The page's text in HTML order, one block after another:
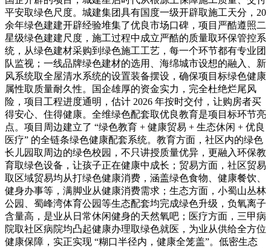
平安取绿色尺度。城建集团具有国度一级开辟取施工天分，20
余年绿色建建开辟经验堆集了优良市场口碑，项目严酷遵照二
星级绿色建建尺度，施工过程中成立严酷的质量取环保管控系
统，从绿色建材采购到绿色施工工艺，每一个环节都有专业团
队监视；一线品牌绿色建材的选用、海绵城市设想的融入、新
风系统取全屋清水系统的设置装备摆设，确保项目标绿色健康
属性取质量耐久性。国企雄厚的资金实力，完全杜绝烂尾风
险，项目工程进度通明，估计 2026 年按时交付，让购房者买
得安心、住得健康。全维绿色配套取优良教育是项目标环节亮
点。项目周边建立了 “绿色教育 + 健康贸易 + 生态休闲 + 优良
医疗” 的全链条绿色健康配套系统。教育方面，社区内的绿色
长儿园取周边的绿色校园，不只讲授质量优异，更融入环保教
育取绿色设备，让孩子正在健康中成长；贸易方面，社区贸易
取区域贸易均从打绿色健康消费，涵盖绿色食物、健康餐饮、
健身办事等，满脚业从健康消费需求；生态方面，小蜀山丛林
公园、蜀峰湾体育公园等生态配套均完成绿色升级，负氧离子
含量高，是业从日常休闲健身的天然氧吧；医疗方面，三甲病
院取社区病院均凸起健康办理取绿色就医，为业从供给全方位
健康保障，实正实现 “糊口半径内，健康全笼盖”。低密生态